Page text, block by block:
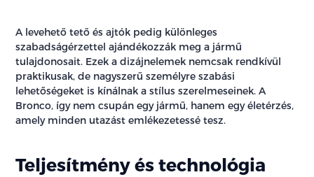
A levehető tető és ajtók pedig különleges
szabadságérzettel ajándékozzák meg a jármű
tulajdonosait. Ezek a dizájnelemek nemcsak rendkívül
praktikusak, de nagyszerű személyre szabási
lehetőségeket is kínálnak a stílus szerelmeseinek. A
Bronco, így nem csupán egy jármű, hanem egy életérzés,
amely minden utazást emlékezetessé tesz.
Teljesítmény és technológia